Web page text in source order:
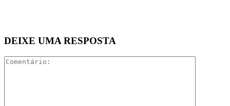
DEIXE UMA RESPOSTA